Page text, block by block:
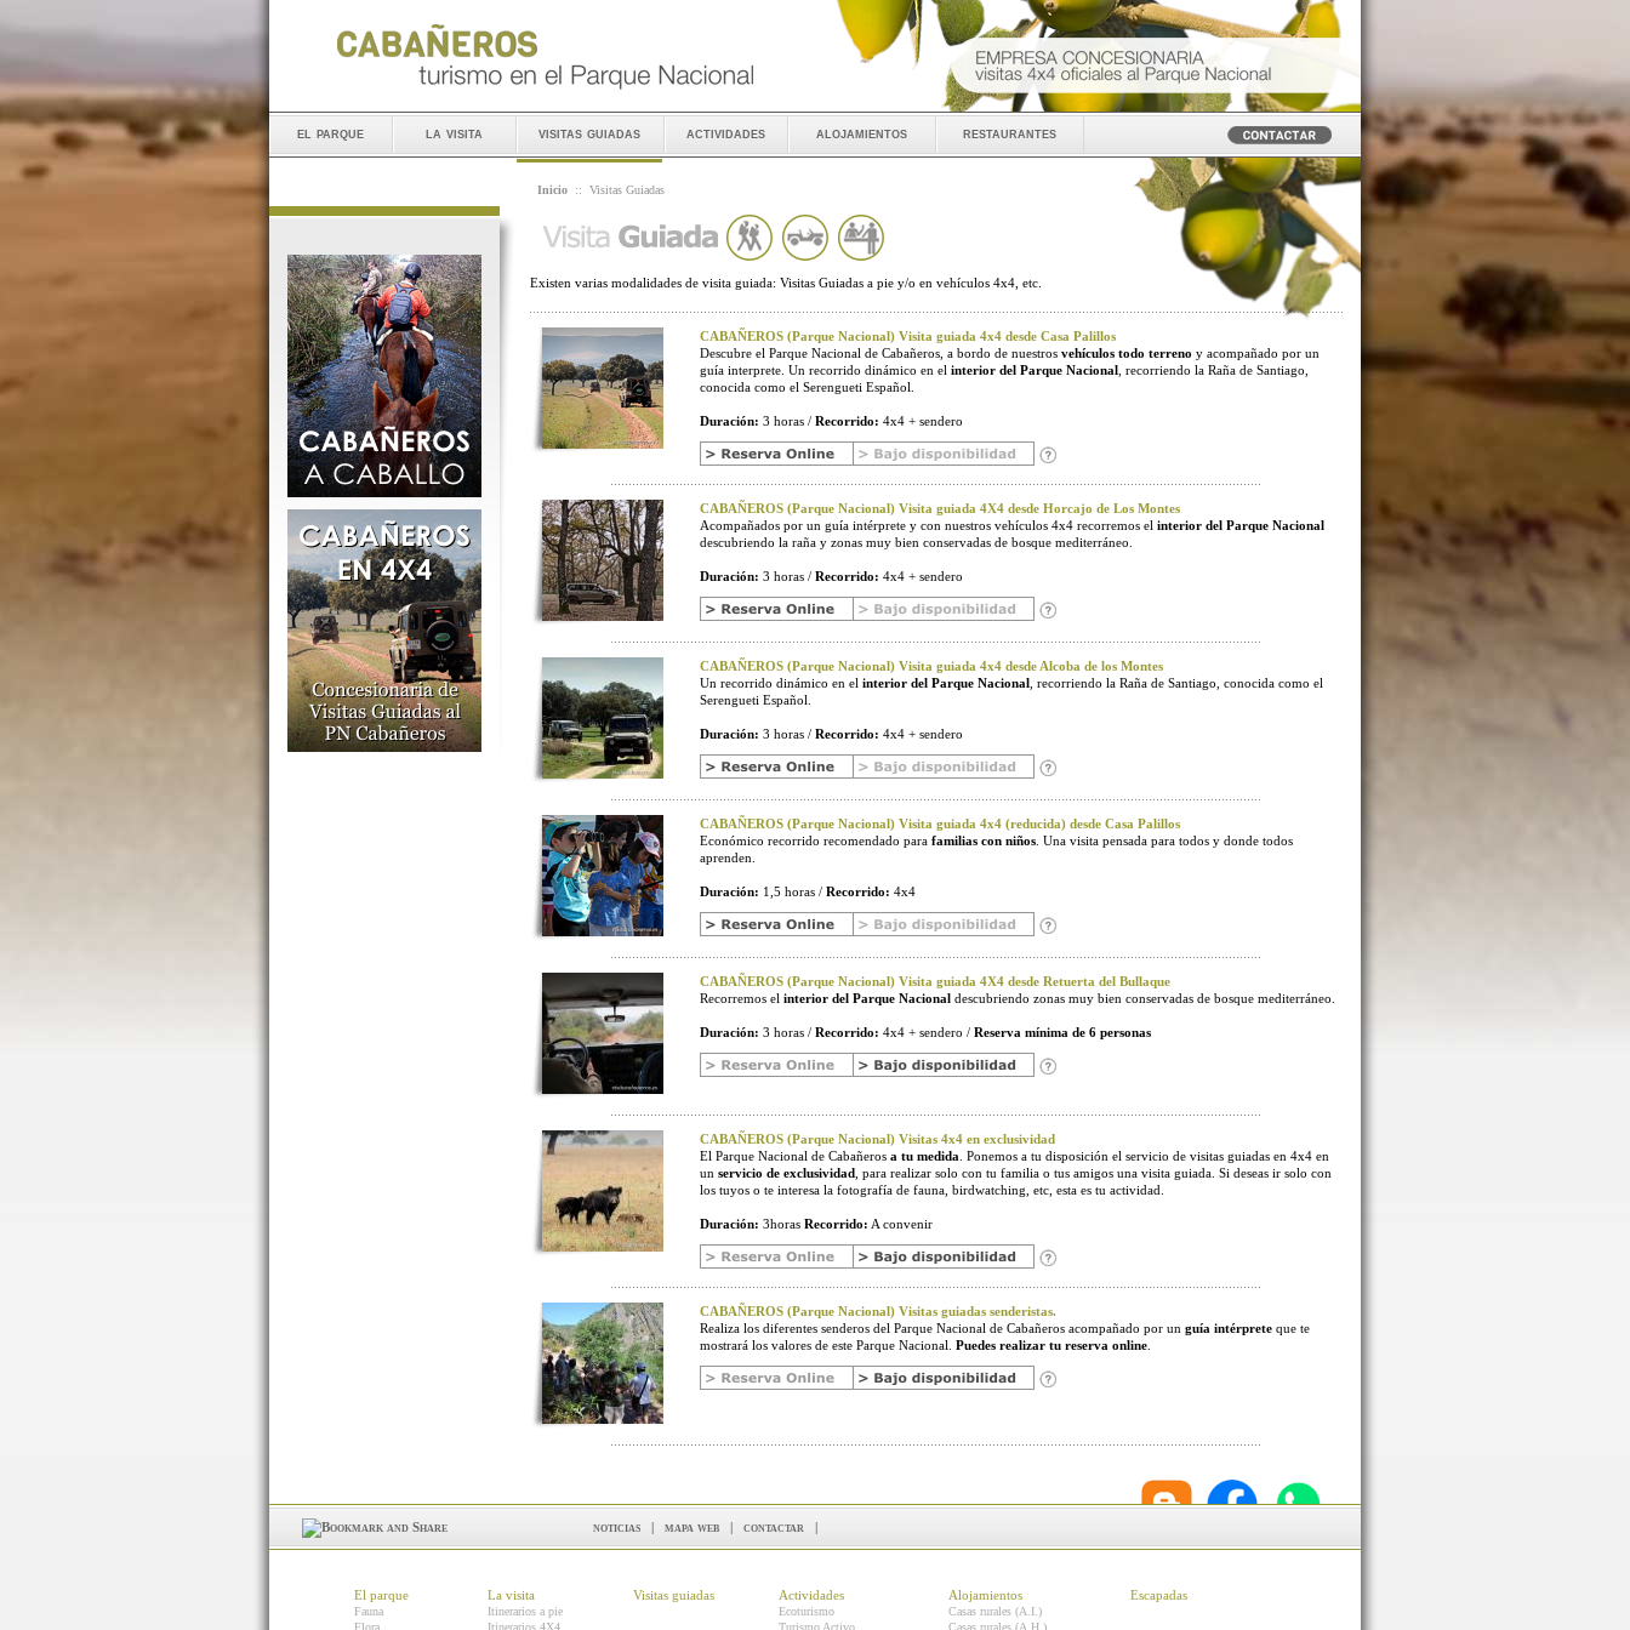
el parque la visita visitas guiadas actividades alojamientos restaurantes
Inicio :: Visitas Guiadas
Existen varias modalidades de visita guiada: Visitas Guiadas a pie y/o en vehículos 4x4, etc.
CABAÑEROS (Parque Nacional) Visita guiada 4x4 desde Casa Palillos
Descubre el Parque Nacional de Cabañeros, a bordo de nuestros vehículos todo terreno y acompañado por un
guía interprete. Un recorrido dinámico en el interior del Parque Nacional , recorriendo la Raña de Santiago,
conocida como el Serengueti Español.
Duración: 3 horas / Recorrido: 4x4 + sendero
CABAÑEROS (Parque Nacional) Visita guiada 4X4 desde Horcajo de Los Montes
Acompañados por un guía intérprete y con nuestros vehículos 4x4 recorremos el interior del Parque Nacional
descubriendo la raña y zonas muy bien conservadas de bosque mediterráneo.
Duración: 3 horas / Recorrido: 4x4 + sendero
CABAÑEROS (Parque Nacional) Visita guiada 4x4 desde Alcoba de los Montes
Un recorrido dinámico en el interior del Parque Nacional , recorriendo la Raña de Santiago, conocida como el
Serengueti Español.
Duración: 3 horas / Recorrido: 4x4 + sendero
CABAÑEROS (Parque Nacional) Visita guiada 4x4 (reducida) desde Casa Palillos
Económico recorrido recomendado para familias con niños . Una visita pensada para todos y donde todos
aprenden.
Duración: 1,5 horas / Recorrido: 4x4
CABAÑEROS (Parque Nacional) Visita guiada 4X4 desde Retuerta del Bullaque
Recorremos el interior del Parque Nacional descubriendo zonas muy bien conservadas de bosque mediterráneo.
Duración: 3 horas / Recorrido: 4x4 + sendero / Reserva mínima de 6 personas
CABAÑEROS (Parque Nacional) Visitas 4x4 en exclusividad
El Parque Nacional de Cabañeros a tu medida . Ponemos a tu disposición el servicio de visitas guiadas en 4x4 en
un servicio de exclusividad , para realizar solo con tu familia o tus amigos una visita guiada. Si deseas ir solo con
los tuyos o te interesa la fotografía de fauna, birdwatching, etc, esta es tu actividad.
Duración: 3horas Recorrido: A convenir
CABAÑEROS (Parque Nacional) Visitas guiadas senderistas.
Realiza los diferentes senderos del Parque Nacional de Cabañeros acompañado por un guía intérprete que te
mostrará los valores de este Parque Nacional. Puedes realizar tu reserva online
noticias | mapa web | contactar |
El parque
Fauna
Flora
La visita
Itinerarios a pie
Itinerarios 4X4
Visitas guiadas Actividades
Ecoturismo
Turismo Activo
Alojamientos
Casas rurales (A.I.)
Casas rurales (A.H.)
Escapadas